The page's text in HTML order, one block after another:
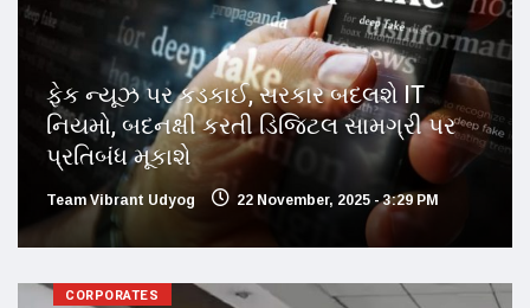
ફેક ન્યૂઝ પર કડકાઈ, સરકાર બદલશે IT
નિયમો, બદનક્ષી કરતી ડિજિટલ સામગ્રી પર
પ્રતિબંધ મૂકાશે
Team Vibrant Udyog 22 November, 2025 - 3:29 PM
CORPORATES